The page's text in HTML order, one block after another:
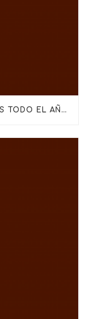
PREVENCIÓN DE MANCHAS SOLARES TODO EL AÑO: MÁS ALLÁ DEL PROTECTOR SOLAR